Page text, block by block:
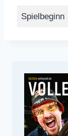
Spielbeginn